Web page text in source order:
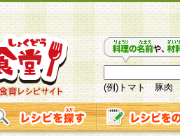
(例)トマト 豚肉